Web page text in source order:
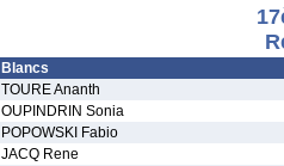
Blancs
TOURE Ananth
OUPINDRIN Sonia
POPOWSKI Fabio
JACQ Rene